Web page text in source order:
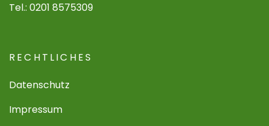
Tel.: 0201 8575309
RECHTLICHES
Datenschutz
Impressum